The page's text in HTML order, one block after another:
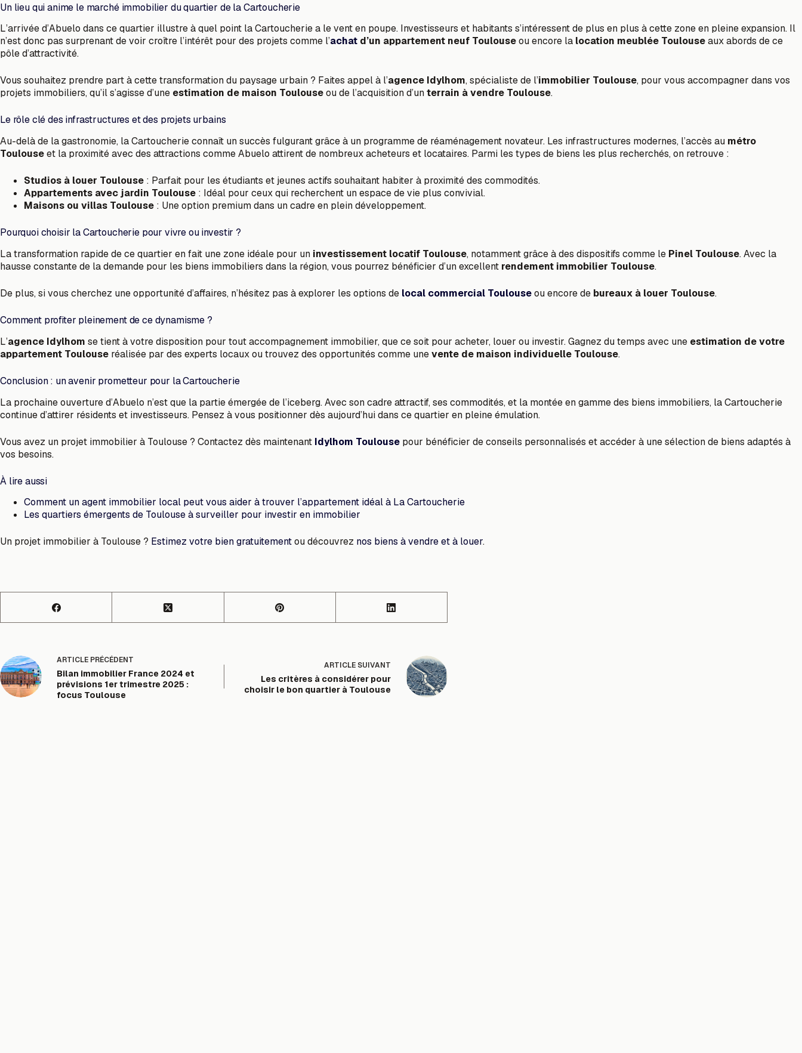
Un lieu qui anime le marché immobilier du quartier de la Cartoucherie
L’arrivée d’Abuelo dans ce quartier illustre à quel point la Cartoucherie a le vent en poupe. Investisseurs et habitants s’intéressent de plus en plus à cette zone en pleine expansion. Il
n’est donc pas surprenant de voir croître l’intérêt pour des projets comme l’achat d’un appartement neuf Toulouseou encore la location meublée Toulouseaux abords de ce
pôle d’attractivité.
Vous souhaitez prendre part à cette transformation du paysage urbain ? Faites appel à l’agence Idylhom, spécialiste de l’immobilier Toulouse, pour vous accompagner dans vos
projets immobiliers, qu’il s’agisse d’une estimation de maison Toulouseou de l’acquisition d’unterrain à vendre Toulouse.
Le rôle clé des infrastructures et des projets urbains
Au-delà de la gastronomie, la Cartoucherie connaît un succès fulgurant grâce à un programme de réaménagement novateur. Les infrastructures modernes, l’accès au métro
Toulouseet la proximité avec des attractions comme Abuelo attirent de nombreux acheteurs et locataires. Parmi les types de biens les plus recherchés, on retrouve :
Studios à louer Toulouse : Parfait pour les étudiants et jeunes actifs souhaitant habiter à proximité des commodités.
Appartements avec jardin Toulouse : Idéal pour ceux qui recherchent un espace de vie plus convivial.
Maisons ou villas Toulouse : Une option premium dans un cadre en plein développement.
Pourquoi choisir la Cartoucherie pour vivre ou investir ?
La transformation rapide de ce quartier en fait une zone idéale pour un investissement locatif Toulouse, notamment grâce à des dispositifs comme le Pinel Toulouse. Avec la
hausse constante de la demande pour les biens immobiliers dans la région, vous pourrez bénéficier d’un excellent rendement immobilier Toulouse.
De plus, si vous cherchez une opportunité d’affaires, n’hésitez pas à explorer les options de local commercial Toulouseou encore de bureaux à louer Toulouse.
Comment profiter pleinement de ce dynamisme ?
L’agence Idylhom se tient à votre disposition pour tout accompagnement immobilier, que ce soit pour acheter, louer ou investir. Gagnez du temps avec une estimation de votre
appartement Toulouse réalisée par des experts locaux ou trouvez des opportunités comme unevente de maison individuelle Toulouse.
Conclusion : un avenir prometteur pour la Cartoucherie
La prochaine ouverture d’Abuelo n’est que la partie émergée de l’iceberg. Avec son cadre attractif, ses commodités, et la montée en gamme des biens immobiliers, la Cartoucherie
continue d’attirer résidents et investisseurs. Pensez à vous positionner dès aujourd’hui dans ce quartier en pleine émulation.
Vous avez un projet immobilier à Toulouse ? Contactez dès maintenant Idylhom Toulouse pour bénéficier de conseils personnalisés et accéder à une sélection de biens adaptés à
vos besoins.
À lire aussi
Comment un agent immobilier local peut vous aider à trouver l’appartement idéal à La Cartoucherie
Les quartiers émergents de Toulouse à surveiller pour investir en immobilier
Un projet immobilier à Toulouse ? Estimez votre bien gratuitementou découvrez nos biens à vendre et à louer.
ARTICLE PRÉCÉDENT
Bilan immobilier France 2024 et
prévisions 1er trimestre 2025 :
focus Toulouse
ARTICLE SUIVANT
Les critères à considérer pour
choisir le bon quartier à Toulouse